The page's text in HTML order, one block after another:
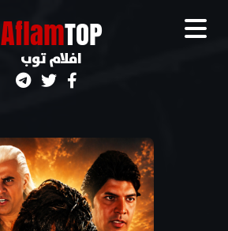
AflamTOP
افلام توب